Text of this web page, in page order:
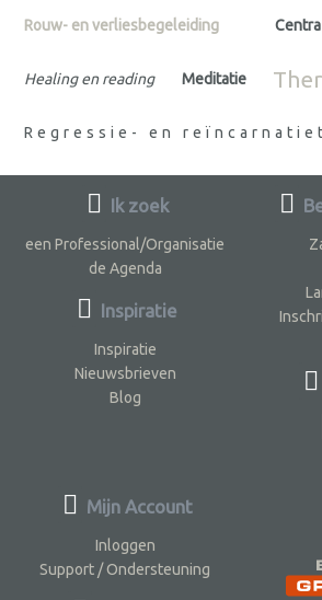
Rouw- en verliesbegeleiding
Healing en reading Meditatie
Regressie- en
Ik zoek
een Professional/Organisatie
de Agenda
Inspiratie
Inspiratie
Nieuwsbrieven
Blog
Mijn Account
Inloggen
Support / Ondersteuning